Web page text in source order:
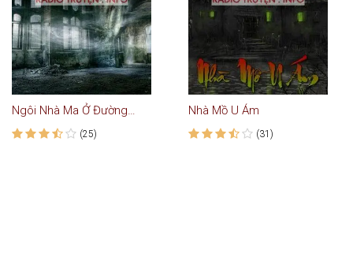
Ngôi Nhà Ma Ở Đường Hoàng Diệu
(25)
Nhà Mồ U Ám
(31)